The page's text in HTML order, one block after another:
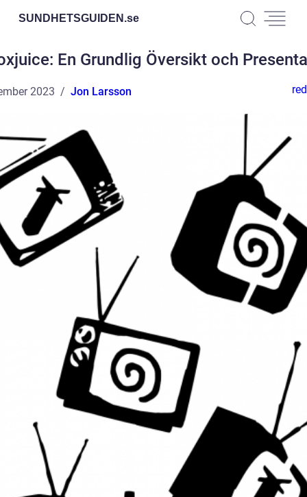
SUNDHETSGUIDEN.se
En Grundlig Översikt och
2023 Jon Larsson